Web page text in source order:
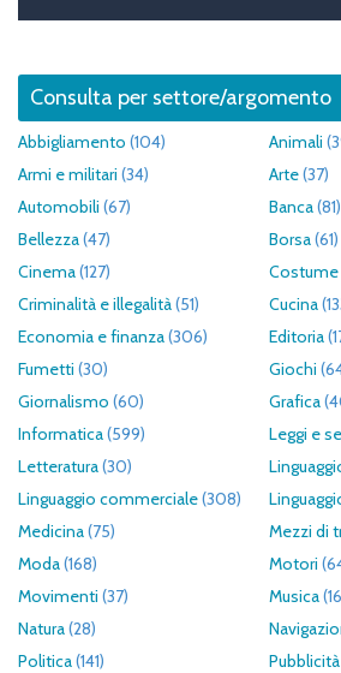
Consulta per settore/argomento
Abbigliamento (104) Animali
Armi e militari (34) Arte(37)
Automobili (67) Banca(81)
Bellezza(47) Borsa(61)
Cinema(127)
Criminalità e illegalità(51) Cucina
Economia e finanza(306) Editoria
Fumetti (30) Giochi
Giornalismo (60) Grafica
Informatica(599) Leggi e
Letteratura(30)
Linguaggio commerciale(308)
Medicina(75) Mezzi di
Moda(168) Motori
Movimenti (37) Musica
Natura(28)
Politica(141) Pubblicità